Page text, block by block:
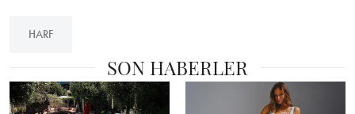
HARF
SON HABERLER